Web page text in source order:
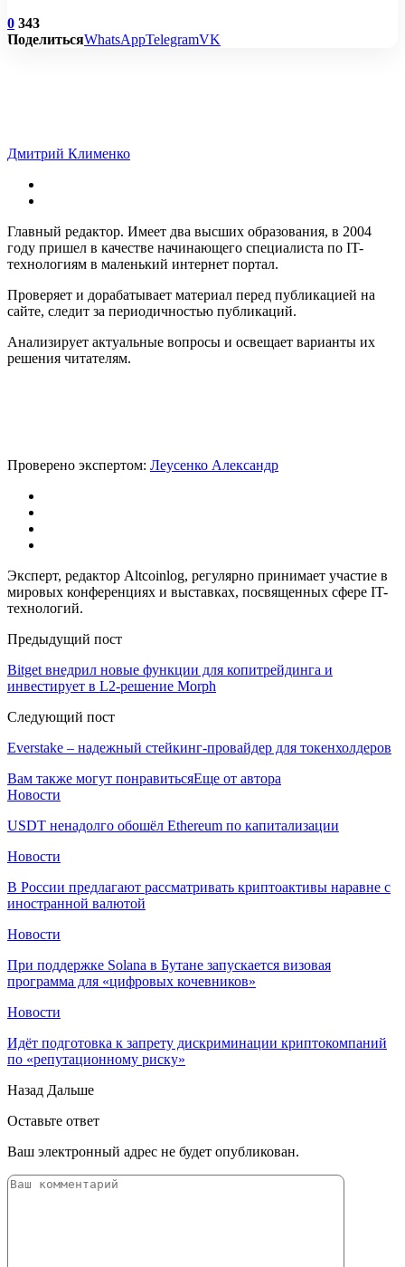
0 343
ПоделитьсяWhatsAppTelegramVK
Дмитрий Клименко
Главный редактор. Имеет два высших образования, в 2004
году пришел в качестве начинающего специалиста по IT-
технологиям в маленький интернет портал.
Проверяет и дорабатывает материал перед публикацией на
сайте, следит за периодичностью публикаций.
Анализирует актуальные вопросы и освещает варианты их
решения читателям.
Проверено экспертом: Леусенко Александр
Эксперт, редактор Altcoinlog, регулярно принимает участие в
мировых конференциях и выставках, посвященных сфере IT-
технологий.
Предыдущий пост
Bitget внедрил новые функции для копитрейдинга и
инвестирует в L2-решение Morph
Следующий пост
Everstake – надежный стейкинг-провайдер для токенхолдеров
Вам также могут понравитьсяЕще от автора
Новости
USDT ненадолго обошёл Ethereum по капитализации
Новости
В России предлагают рассматривать криптоактивы наравне с
иностранной валютой
Новости
При поддержке Solana в Бутане запускается визовая
программа для «цифровых кочевников»
Новости
Идёт подготовка к запрету дискриминации криптокомпаний
по «репутационному риску»
Назад Дальше
Оставьте ответ
Ваш электронный адрес не будет опубликован.